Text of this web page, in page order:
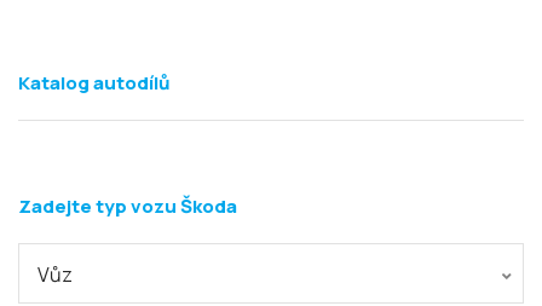
Zadejte typ vozu Škoda
Vůz
Katalog autodílů